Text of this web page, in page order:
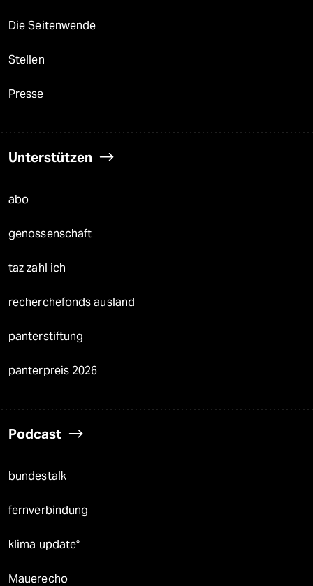
Die Seitenwende
Stellen
Presse
Unterstützen
abo
genossenschaft
taz zahl ich
recherchefonds ausland
panterstiftung
panterpreis 2026
Podcast
bundestalk
fernverbindung
klima update°
Mauerecho